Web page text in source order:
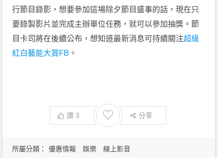
行節目錄影，想要參加這場除夕節目盛事的話，現在只
要錄製影片並完成主辦單位任務，就可以參加抽獎。節
目卡司將在後續公布，想知道最新消息可持續關注超級
紅白藝能大賞FB 。
讚3 ♡ 分享
所屬分類： 優惠情報 娛樂 線上影音